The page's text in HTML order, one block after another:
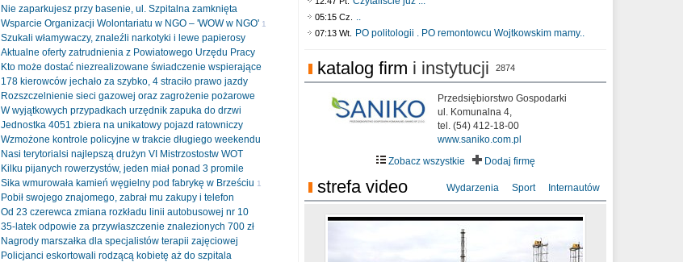
Nie zaparkujesz przy basenie, ul. Szpitalna zamknięta
Wsparcie Organizacji Wolontariatu w NGO – 'WOW w NGO' 1
opinia
Szukali włamywaczy, znaleźli narkotyki i lewe papierosy
Aktualne oferty zatrudnienia z Powiatowego Urzędu Pracy
Kto może dostać niezrealizowane świadczenie wspierające
178 kierowców jechało za szybko, 4 straciło prawo jazdy
Rozszczelnienie sieci gazowej oraz zagrożenie pożarowe
W wyjątkowych przypadkach urzędnik zapuka do drzwi
Jednostka 4051 zbiera na unikatowy pojazd ratowniczy
Wzmożone kontrole policyjne w trakcie długiego weekendu
Nasi terytorialsi najlepszą drużyn VI Mistrzostostw WOT
Kilku pijanych rowerzystów, jeden miał ponad 3 promile
Sika wmurowała kamień węgielny pod fabrykę w Brześciu 1
opinia
Pobił swojego znajomego, zabrał mu zakupy i telefon
Od 23 czerewca zmiana rozkładu linii autobusowej nr 10
35-latek odpowie za przywłaszczenie znalezionych 700 zł
Nagrody marszałka dla specjalistów terapii zajęciowej
Policjanci eskortowali rodzącą kobietę aż do szpitala
05:15 Cz. ..
07:13 Wt. PO politologii . PO remontowcu Wojtkowskim mamy..
katalog firm i instytucji 2874
Przedsiębiorstwo Gospodarki
ul. Komunalna 4,
tel. (54) 412-18-00
www.saniko.com.pl
Zobacz wszystkie
Dodaj firmę
strefa video Wydarzenia Sport Internautów
Ni To Ponk - W oczach mamy strach
sixf33t .Last Year DRONE FOOTAGE
Włocławek
XXIII Sesja Rady Miasta Włocławek VIII
kadencji w dniu 09.06.2020 r.